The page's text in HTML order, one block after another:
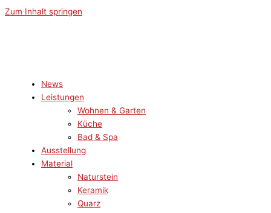
Zum Inhalt springen
News
Leistungen
Wohnen & Garten
Küche
Bad & Spa
Ausstellung
Material
Naturstein
Keramik
Quarz